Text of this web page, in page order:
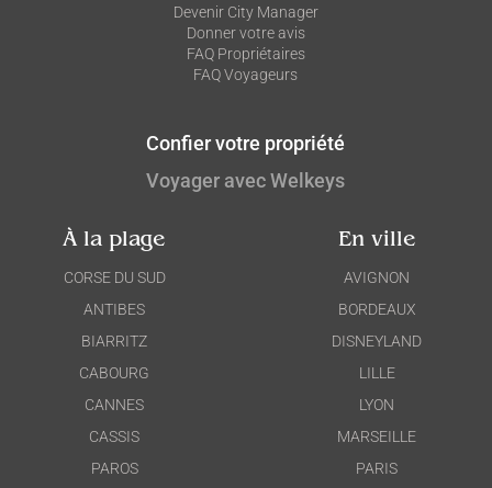
Devenir City Manager
Donner votre avis
FAQ Propriétaires
FAQ Voyageurs
Voyager avec Welkeys
Confier votre propriété
À la plage
CORSE DU SUD
ANTIBES
BIARRITZ
CABOURG
CANNES
CASSIS
PAROS
En ville
AVIGNON
BORDEAUX
DISNEYLAND
LILLE
LYON
MARSEILLE
PARIS